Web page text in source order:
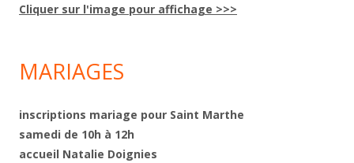
Cliquer sur l'image pour affichage >>>
MARIAGES
inscriptions mariage pour Saint Marthe
samedi de 10h à 12h
accueil Natalie Doignies